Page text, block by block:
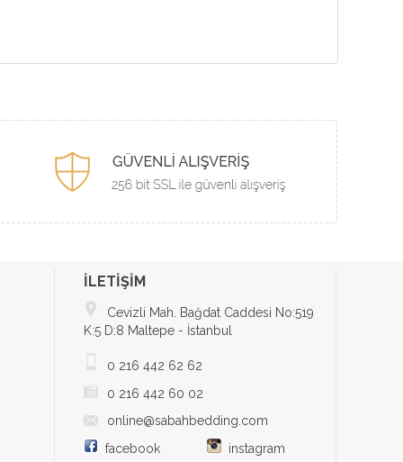
İLETİŞİM
Cevizli Mah. Bağdat Caddesi No:519
K:5 D:8 Maltepe - İstanbul
0 216 442 62 62
0 216 442 60 02
online@sabahbedding.com
facebook
instagram